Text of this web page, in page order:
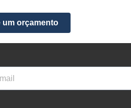
um orçamento